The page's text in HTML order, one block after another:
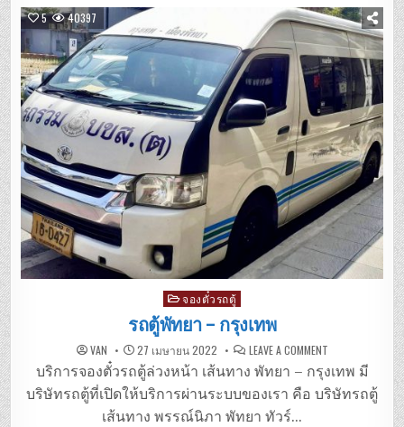
5 40397
Posted
in
จองตั๋วรถตู้
รถตู้พัทยา – กรุงเทพ
VAN 27 เมษายน 2022 LEAVE A COMMENTON
ตู้
พัทยา
–
กรุงเทพ
บริการจองตั๋วรถตู้ล่วงหน้า เส้นทาง พัทยา – กรุงเทพ มี
บริษัทรถตู้ที่เปิดให้บริการผ่านระบบของเรา คือ บริษัทรถตู้
เส้นทาง พรรณ์นิภา พัทยา ทัวร์…